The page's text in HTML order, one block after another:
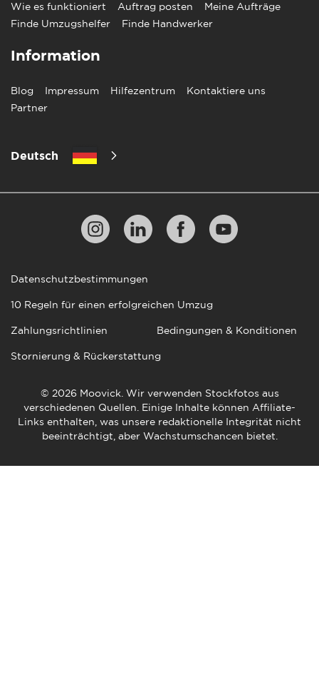
Wie es funktioniert Auftrag posten
Meine Aufträge
Finde Umzugshelfer
Finde Handwerker
Information
Blog Impressum Hilfezentrum
Kontaktiere uns
Partner
Deutsch
© 2026 Moovick. Wir verwenden Stockfotos aus
verschiedenen Quellen. Einige Inhalte können Affiliate-
Links enthalten, was unsere redaktionelle Integrität nicht
beeinträchtigt, aber Wachstumschancen bietet.
Datenschutzbestimmungen
10 Regeln für einen erfolgreichen Umzug
Zahlungsrichtlinien Bedingungen & Konditionen
Stornierung & Rückerstattung